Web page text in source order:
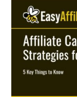
web
WordPress